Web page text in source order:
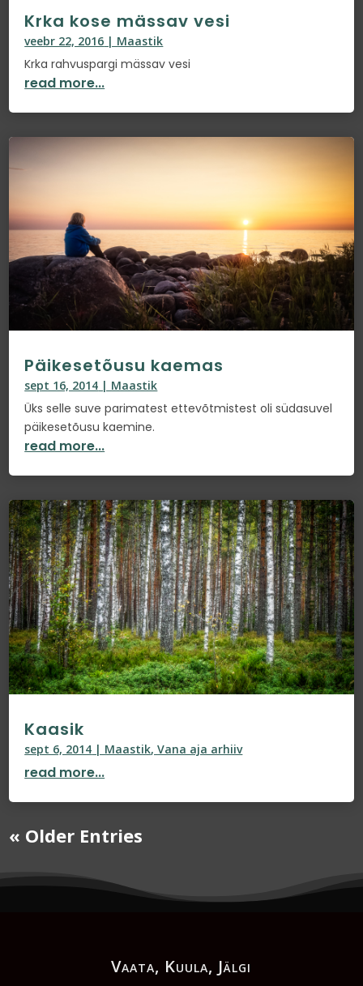
Krka kose mässav vesi
veebr 22, 2016 | Maastik
Krka rahvuspargi mässav vesi
read more...
Päikesetõusu kaemas
sept 16, 2014 | Maastik
Üks selle suve parimatest ettevõtmistest oli südasuvel
päikesetõusu kaemine.
read more...
Kaasik
sept 6, 2014 | Maastik,Vana aja arhiiv
read more...
« Older Entries
Vaata, Kuula, Jälgi